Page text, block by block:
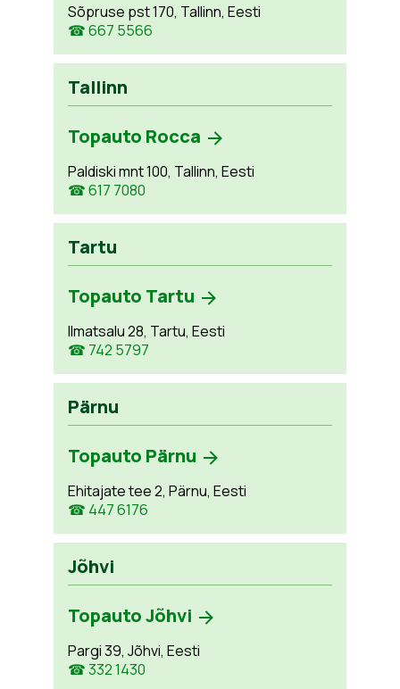
Sõpruse pst 170, Tallinn, Eesti
☎ 667 5566
Tallinn
Topauto Rocca
Paldiski mnt 100, Tallinn, Eesti
☎ 617 7080
Tartu
Topauto Tartu
Ilmatsalu 28, Tartu, Eesti
☎ 742 5797
Pärnu
Topauto Pärnu
Ehitajate tee 2, Pärnu, Eesti
☎ 447 6176
Jõhvi
Topauto Jõhvi
Pargi 39, Jõhvi, Eesti
☎ 332 1430